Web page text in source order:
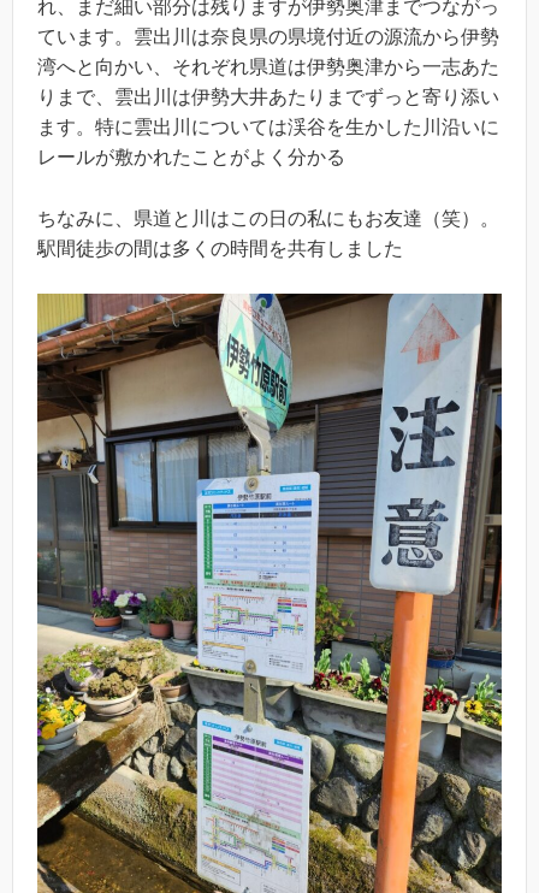
れ、まだ細い部分は残りますが伊勢奥津までつながっ
ています。雲出川は奈良県の県境付近の源流から伊勢
湾へと向かい、それぞれ県道は伊勢奥津から一志あた
りまで、雲出川は伊勢大井あたりまでずっと寄り添い
ます。特に雲出川については渓谷を生かした川沿いに
レールが敷かれたことがよく分かる
ちなみに、県道と川はこの日の私にもお友達（笑）。
駅間徒歩の間は多くの時間を共有しました